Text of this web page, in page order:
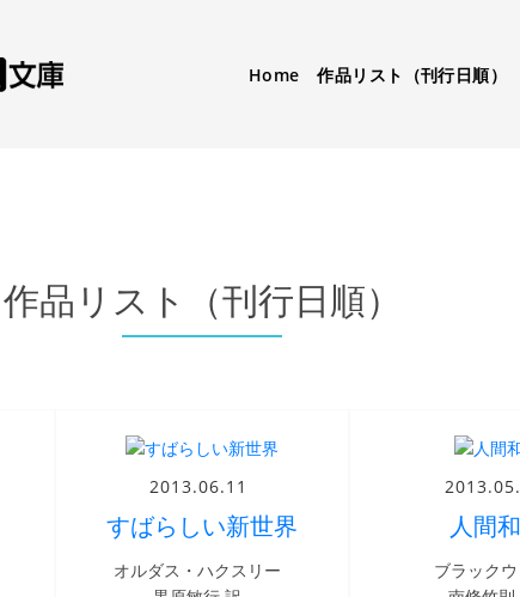
Home 作品リスト（刊行日順）
作品リスト（刊行日順）
2013.06.11
すばらしい新世界
オルダス・ハクスリー
人間
ブラック